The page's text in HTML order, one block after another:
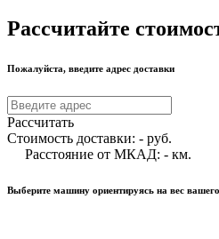
Рассчитайте
Пожалуйста, введите адрес доставки
Рассчитать
Стоимость доставки: - руб.
Расстояние от МКАД: - км.
Выберите машину ориентируясь на вес вашего